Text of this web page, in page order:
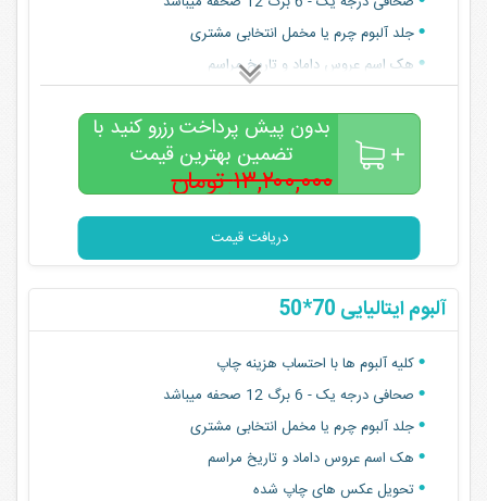
جلد آلبوم چرم یا مخمل انتخابی مشتری
هک اسم عروس داماد و تاریخ مراسم
بدون پیش پرداخت رزرو کنید با
تضمین بهترین قیمت
۱۳,۲۰۰,۰۰۰ تومان
۱۰,۵۰۰,۰۰۰تومان
دریافت قیمت
آلبوم ایتالیایی 70*50
کلیه آلبوم ها با احتساب هزینه چاپ
صحافی درجه یک - 6 برگ 12 صحفه میباشد
جلد آلبوم چرم یا مخمل انتخابی مشتری
هک اسم عروس داماد و تاریخ مراسم
تحویل عکس های چاپ شده